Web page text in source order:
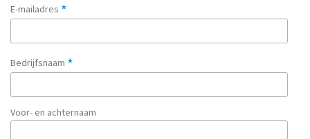
E-mailadres *
Bedrijfsnaam *
Voor- en achternaam